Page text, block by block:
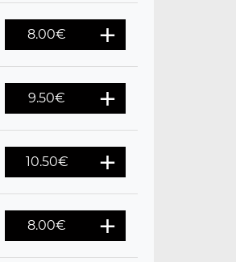
8.00€
9.50€
10.50€
8.00€